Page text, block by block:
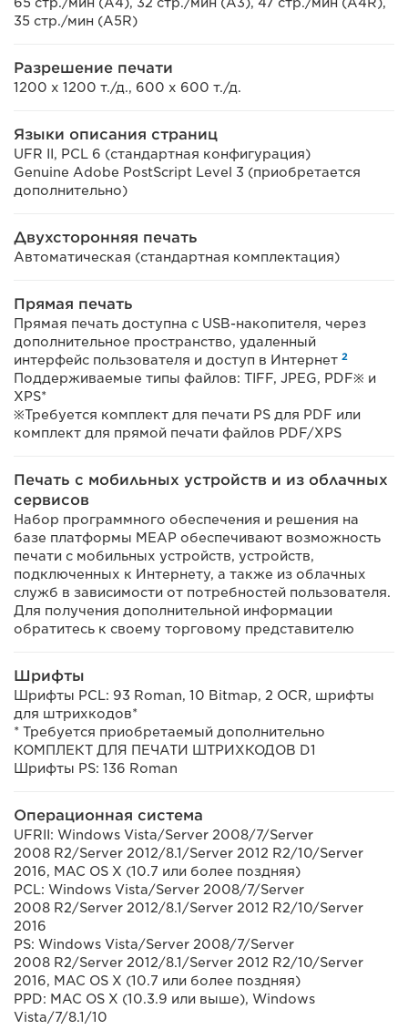
35 стр./мин (A5R)
Разрешение печати
1200 x 1200 т./д., 600 x 600 т./д.
Языки описания страниц
UFR II, PCL 6 (стандартная конфигурация)
Genuine Adobe PostScript Level 3 (приобретается
дополнительно)
Двухсторонняя печать
Автоматическая (стандартная комплектация)
Прямая печать
Прямая печать доступна с USB-накопителя, через
дополнительное пространство, удаленный
интерфейс пользователя и доступ в Интернет 2
Поддерживаемые типы файлов: TIFF, JPEG, PDF※ и
XPS*
※Требуется комплект для печати PS для PDF или
комплект для прямой печати файлов PDF/XPS
Печать с мобильных устройств и из облачных
сервисов
Набор программного обеспечения и решения на
базе платформы MEAP обеспечивают возможность
печати с мобильных устройств, устройств,
подключенных к Интернету, а также из облачных
служб в зависимости от потребностей пользователя.
Для получения дополнительной информации
обратитесь к своему торговому представителю
Шрифты
Шрифты PCL: 93 Roman, 10 Bitmap, 2 OCR, шрифты
для штрихкодов*
* Требуется приобретаемый дополнительно
КОМПЛЕКТ ДЛЯ ПЕЧАТИ ШТРИХКОДОВ D1
Шрифты PS: 136 Roman
Операционная система
UFRII: Windows Vista/Server 2008/7/Server
2008 R2/Server 2012/8.1/Server 2012 R2/10/Server
2016, MAC OS X (10.7 или более поздняя)
PCL: Windows Vista/Server 2008/7/Server
2008 R2/Server 2012/8.1/Server 2012 R2/10/Server
2016
PS: Windows Vista/Server 2008/7/Server
2008 R2/Server 2012/8.1/Server 2012 R2/10/Server
2016, MAC OS X (10.7 или более поздняя)
PPD: MAC OS X (10.3.9 или выше), Windows
Vista/7/8.1/10